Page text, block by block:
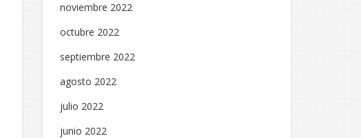
noviembre 2022
octubre 2022
septiembre 2022
agosto 2022
julio 2022
junio 2022